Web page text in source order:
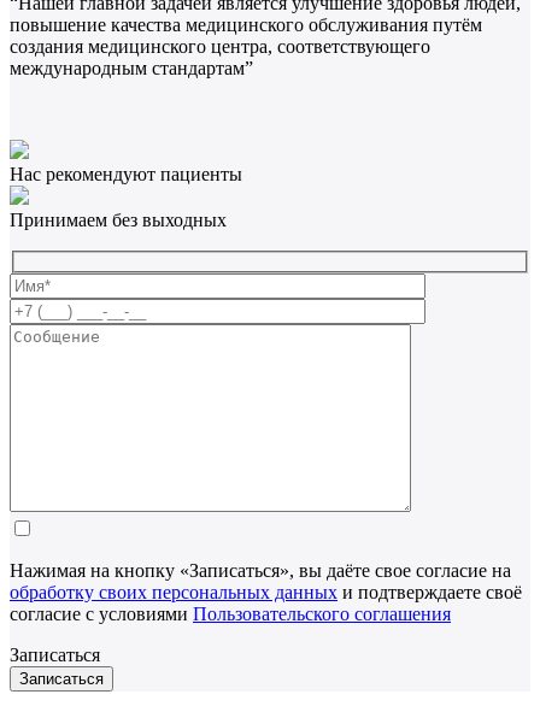
повышение качества медицинского обслуживания путём
создания медицинского центра, соответствующего
международным стандартам”
Нас рекомендуют пациенты
Принимаем без выходных
Нажимая на кнопку «Записаться», вы даёте свое согласие на
обработку своих персональных данных и подтверждаете своё
согласие с условиями Пользовательского соглашения
Записаться